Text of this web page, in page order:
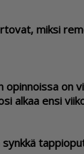
miksi
opinnoissa on
alkaa ensi
synkkä